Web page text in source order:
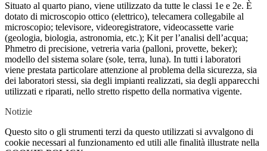
Situato al quarto piano, viene utilizzato da tutte le classi 1e e 2e. È
dotato di microscopio ottico (elettrico), telecamera collegabile al
microscopio; televisore, videoregistratore, videocassette varie
(geologia, biologia, astronomia, etc.); Kit per l’analisi dell’acqua;
Phmetro di precisione, vetreria varia (palloni, provette, beker);
modello del sistema solare (sole, terra, luna). In tutti i laboratori
viene prestata particolare attenzione al problema della sicurezza, sia
dei laboratori stessi, sia degli impianti realizzati, sia degli apparecchi
utilizzati e riparati, nello stretto rispetto della normativa vigente.
Notizie
Questo sito o gli strumenti terzi da questo utilizzati si avvalgono di
cookie necessari al funzionamento ed utili alle finalità illustrate nella